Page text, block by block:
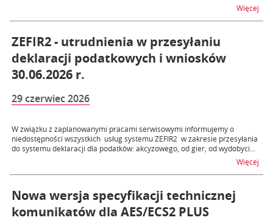
Więcej
ZEFIR2 - utrudnienia w przesyłaniu
deklaracji podatkowych i wniosków
30.06.2026 r.
29 czerwiec 2026
W związku z zaplanowanymi pracami serwisowymi informujemy o
niedostępności wszystkich usług systemu ZEFIR2 w zakresie przesyłania
do systemu deklaracji dla podatków: akcyzowego, od gier, od wydobyci...
Więcej
Nowa wersja specyfikacji technicznej
komunikatów dla AES/ECS2 PLUS